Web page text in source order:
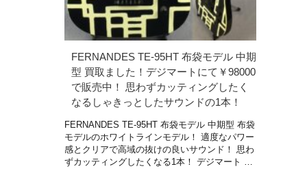
FERNANDES TE-95HT 布袋モデル 中期
型 買取ました！デジマートにて￥98000
で販売中！ 思わずカッティングしたく
なるしゃきっとしたサウンドの1本！
FERNANDES TE-95HT 布袋モデル 中期型 布袋
モデルのホワイトラインモデル！ 適度なパワー
感とクリアで高域の抜けの良いサウンド！ 思わ
ずカッティングしたくなる1本！ デジマート …